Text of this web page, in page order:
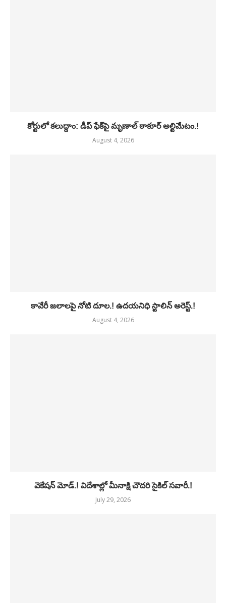
కోర్టులో కలుద్దాం: డీప్ ఫేక్‌పై మృణాల్ ఠాకూర్ అల్టిమేటం.!
August 4, 2026
కావేరీ జలాలపై నోటి దూల.! ఉదయనిధి స్టాలిన్ అరెస్ట్.!
August 4, 2026
వెకేషన్ మోడ్.! విదేశాల్లో మీనాక్షి చౌదరి సైకిల్ సవారీ.!
July 29, 2026